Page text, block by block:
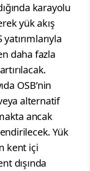
karayolu
yük akış
daha fazla
OSB’nin
alternatif
ancak
Yük
kent içi
dışında